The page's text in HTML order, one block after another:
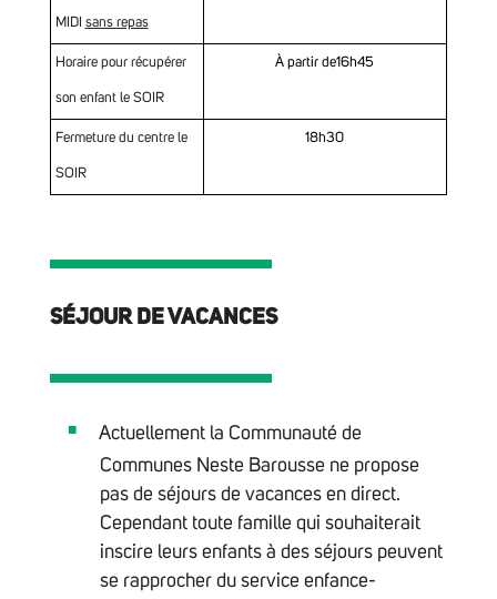
MIDI sans repas
Horaire pour récupérer
son enfant le SOIR
À partir de16h45
Fermeture du centre le
SOIR
18h30
SÉJOUR DE VACANCES
Actuellement la Communauté de
Communes Neste Barousse ne propose
pas de séjours de vacances en direct.
Cependant toute famille qui souhaiterait
inscire leurs enfants à des séjours peuvent
se rapprocher du service enfance-